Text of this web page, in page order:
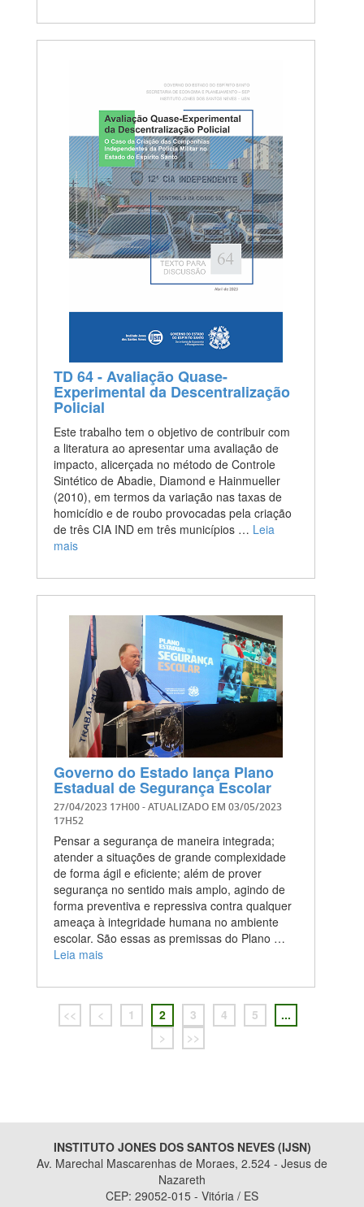
TD 64 - Avaliação Quase-
Experimental da Descentralização
Policial
Este trabalho tem o objetivo de contribuir com
a literatura ao apresentar uma avaliação de
impacto, alicerçada no método de Controle
Sintético de Abadie, Diamond e Hainmueller
(2010), em termos da variação nas taxas de
homicídio e de roubo provocadas pela criação
de três CIA IND em três municípios … Leia
mais
Governo do Estado lança Plano
Estadual de Segurança Escolar
27/04/2023 17H00- ATUALIZADO EM 03/05/2023
17H52
Pensar a segurança de maneira integrada;
atender a situações de grande complexidade
de forma ágil e eficiente; além de prover
segurança no sentido mais amplo, agindo de
forma preventiva e repressiva contra qualquer
ameaça à integridade humana no ambiente
escolar. São essas as premissas do Plano …
Leia mais
<< < 1 2 3 4 5
...
>
>>
INSTITUTO JONES DOS SANTOS NEVES (IJSN)
Av. Marechal Mascarenhas de Moraes, 2.524 - Jesus de
Nazareth
CEP: 29052-015 - Vitória / ES